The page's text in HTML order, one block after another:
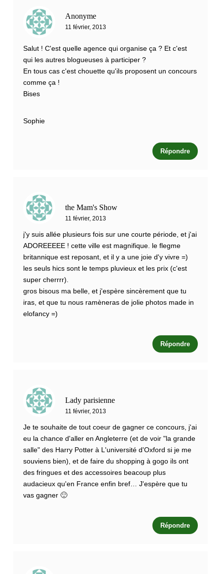
Anonyme
11 février, 2013
Salut ! C'est quelle agence qui organise ça ? Et c'est
qui les autres blogueuses à participer ?
En tous cas c'est chouette qu'ils proposent un concours
comme ça !
Bises
Sophie
Répondre
the Mam's Show
11 février, 2013
j'y suis allée plusieurs fois sur une courte période, et j'ai
ADOREEEEE ! cette ville est magnifique. le flegme
britannique est reposant, et il y a une joie d'y vivre =)
les seuls hics sont le temps pluvieux et les prix (c'est
super cherrrr).
gros bisous ma belle, et j'espère sincèrement que tu
iras, et que tu nous ramèneras de jolie photos made in
elofancy =)
Répondre
Lady parisienne
11 février, 2013
Je te souhaite de tout coeur de gagner ce concours, j'ai
eu la chance d'aller en Angleterre (et de voir "la grande
salle" des Harry Potter à L'université d'Oxford si je me
souviens bien), et de faire du shopping à gogo ils ont
des fringues et des accessoires beacoup plus
audacieux qu'en France enfin bref… J'espère que tu
vas gagner 🙂
Répondre